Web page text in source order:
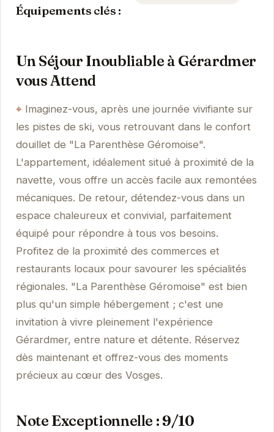
Équipements clés :
Un Séjour Inoubliable à Gérardmer
vous Attend
Imaginez-vous, après une journée vivifiante sur
les pistes de ski, vous retrouvant dans le confort
douillet de "La Parenthèse Géromoise".
L'appartement, idéalement situé à proximité de la
navette, vous offre un accès facile aux remontées
mécaniques. De retour, détendez-vous dans un
espace chaleureux et convivial, parfaitement
équipé pour répondre à tous vos besoins.
Profitez de la proximité des commerces et
restaurants locaux pour savourer les spécialités
régionales. "La Parenthèse Géromoise" est bien
plus qu'un simple hébergement ; c'est une
invitation à vivre pleinement l'expérience
Gérardmer, entre nature et détente. Réservez
dès maintenant et offrez-vous des moments
précieux au cœur des Vosges.
Note Exceptionnelle : 9/10